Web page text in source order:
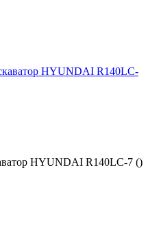
HYUNDAI R140LC-7 ()